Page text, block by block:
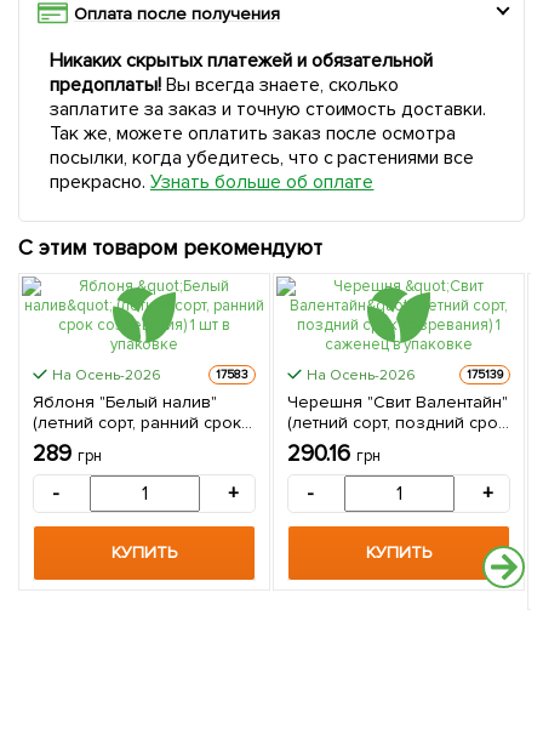
Оплата после получения
Никаких скрытых платежей и обязательной
предоплаты!Вы всегда знаете, сколько
заплатите за заказ и точную стоимость доставки.
Так же, можете оплатить заказ после осмотра
посылки, когда убедитесь, что с растениями все
прекрасно. Узнать больше об оплате
С этим товаром рекомендуют
На Осень-2026 17583
Яблоня "Белый налив"
(летний сорт, ранний срок
созревания) 1 шт в
упаковке
289 грн
- +
КУПИТЬ
На Осень-2026 175139
Черешня "Свит Валентайн"
(летний сорт, поздний срок
созревания) 1 саженец в
упаковке
290.16 грн
- +
КУПИТЬ